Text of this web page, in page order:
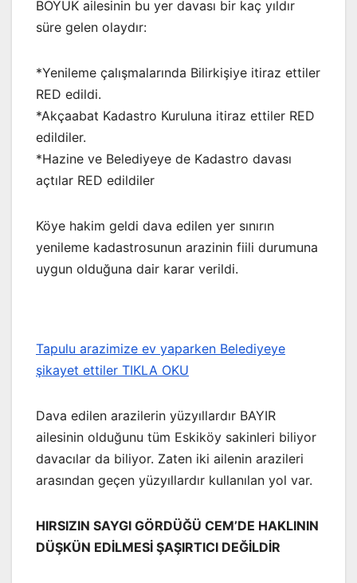
BÖYÜK ailesinin bu yer davası bir kaç yıldır
süre gelen olaydır:
*Yenileme çalışmalarında Bilirkişiye itiraz ettiler
RED edildi.
*Akçaabat Kadastro Kuruluna itiraz ettiler RED
edildiler.
*Hazine ve Belediyeye de Kadastro davası
açtılar RED edildiler
Köye hakim geldi dava edilen yer sınırın
yenileme kadastrosunun arazinin fiili durumuna
uygun olduğuna dair karar verildi.
Tapulu arazimize ev yaparken Belediyeye
şikayet ettiler TIKLA OKU
Dava edilen arazilerin yüzyıllardır BAYIR
ailesinin olduğunu tüm Eskiköy sakinleri biliyor
davacılar da biliyor. Zaten iki ailenin arazileri
arasından geçen yüzyıllardır kullanılan yol var.
HIRSIZIN SAYGI GÖRDÜĞÜ CEM’DE HAKLININ
DÜŞKÜN EDİLMESİ ŞAŞIRTICI DEĞİLDİR